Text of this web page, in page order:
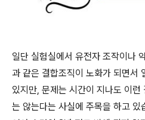
일단 실험실에서 유전자 조작이나
과 같은 결합조직이 노화가 되면서
있지만, 문제는 시간이 지나도 이런
는 않는다는 사실에 주목을 하고 있